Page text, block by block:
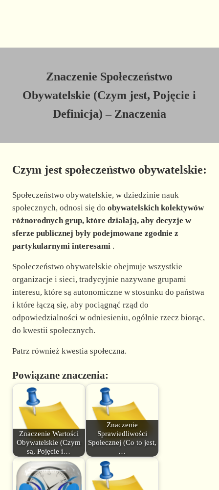
Znaczenie Społeczeństwo
Obywatelskie (Czym jest, Pojęcie i
Definicja) – Znaczenia
Czym jest społeczeństwo obywatelskie:
Społeczeństwo obywatelskie, w dziedzinie nauk
społecznych, odnosi się do obywatelskich kolektywów
różnorodnych grup, które działają, aby decyzje w
sferze publicznej były podejmowane zgodnie z
partykularnymi interesami.
Społeczeństwo obywatelskie obejmuje wszystkie
organizacje i sieci, tradycyjnie nazywane grupami
interesu, które są autonomiczne w stosunku do państwa
i które łączą się, aby pociągnąć rząd do
odpowiedzialności w odniesieniu, ogólnie rzecz biorąc,
do kwestii społecznych.
Patrz również kwestia społeczna.
Powiązane znaczenia:
Znaczenie Wartości
Obywatelskie (Czym
są, Pojęcie i…
Znaczenie
Sprawiedliwości
Społecznej (Co to jest,
…